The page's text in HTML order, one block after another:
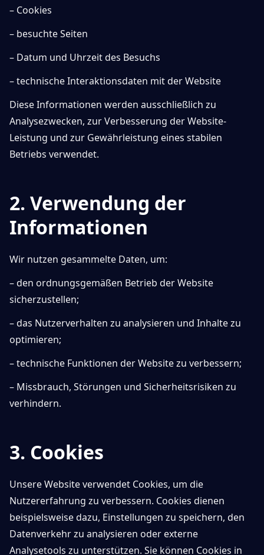
– Cookies
– besuchte Seiten
– Datum und Uhrzeit des Besuchs
– technische Interaktionsdaten mit der Website
Diese Informationen werden ausschließlich zu
Analysezwecken, zur Verbesserung der Website-
Leistung und zur Gewährleistung eines stabilen
Betriebs verwendet.
2. Verwendung der
Informationen
Wir nutzen gesammelte Daten, um:
– den ordnungsgemäßen Betrieb der Website
sicherzustellen;
– das Nutzerverhalten zu analysieren und Inhalte zu
optimieren;
– technische Funktionen der Website zu verbessern;
– Missbrauch, Störungen und Sicherheitsrisiken zu
verhindern.
3. Cookies
Unsere Website verwendet Cookies, um die
Nutzererfahrung zu verbessern. Cookies dienen
beispielsweise dazu, Einstellungen zu speichern, den
Datenverkehr zu analysieren oder externe
Analysetools zu unterstützen. Sie können Cookies in